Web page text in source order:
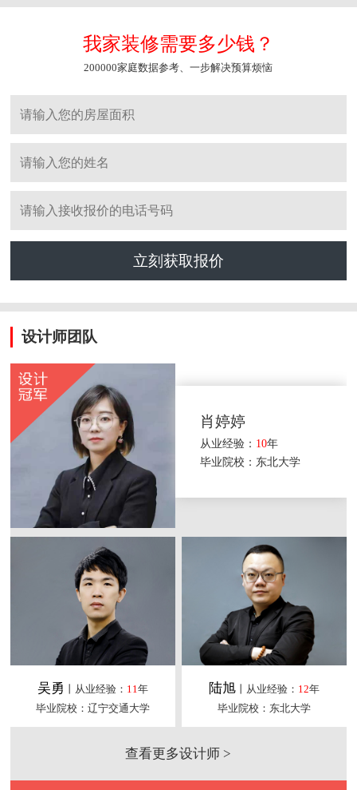
我家装修需要多少钱？
200000家庭数据参考、一步解决预算烦恼
立刻获取报价
设计师团队
肖婷婷
从业经验： 10年
毕业院校：东北大学
吴勇 丨从业经验： 11年
毕业院校：辽宁交通大学
陆旭丨从业经验： 12年
毕业院校：东北大学
查看更多设计师 >